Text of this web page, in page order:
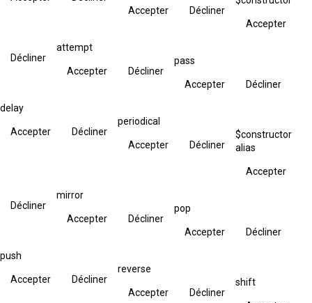
Accepter
Décliner
Accepter
Décliner
attempt
Accepter Décliner
pass
Accepter Décliner
delay
Accepter Décliner
periodical
Accepter Décliner
$constructor
alias
Accepter
Décliner
mirror
Accepter Décliner
pop
Accepter Décliner
push
Accepter Décliner
reverse
Accepter Décliner
shift